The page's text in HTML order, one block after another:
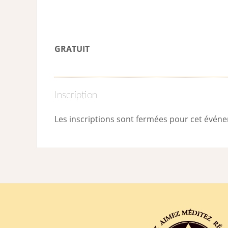
GRATUIT
Inscription
Les inscriptions sont fermées pour cet